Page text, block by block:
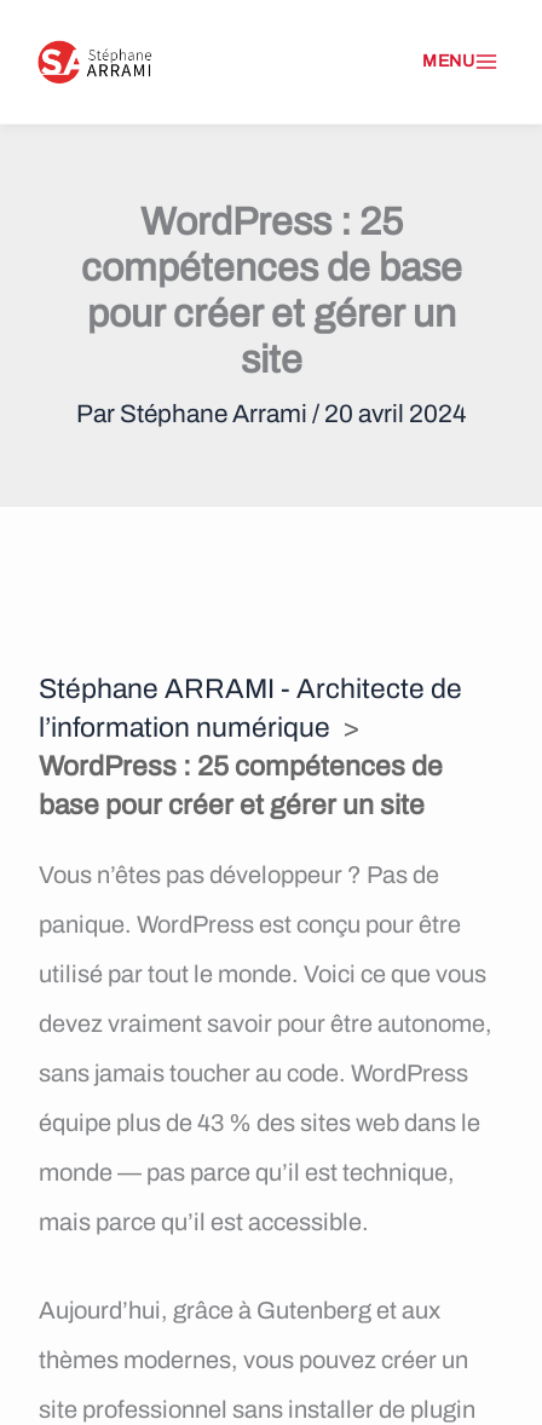
WordPress : 25
compétences de base
pour créer et gérer un
site
Par Stéphane Arrami / 20 avril 2024
Stéphane ARRAMI - Architecte de
l’information numérique >
WordPress : 25 compétences de
base pour créer et gérer un site
Vous n’êtes pas développeur ? Pas de
panique. WordPress est conçu pour être
utilisé par tout le monde. Voici ce que vous
devez vraiment savoir pour être autonome,
sans jamais toucher au code. WordPress
équipe plus de 43 % des sites web dans le
monde — pas parce qu’il est technique,
mais parce qu’il est accessible.
Aujourd’hui, grâce à Gutenberg et aux
thèmes modernes, vous pouvez créer un
site professionnel sans installer de plugin